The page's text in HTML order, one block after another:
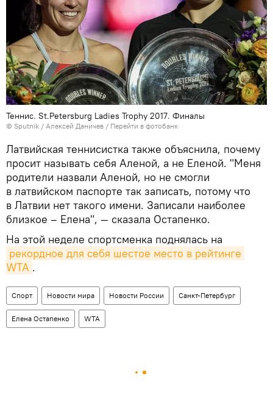
Теннис. St.Petersburg Ladies Trophy 2017. Финалы
© Sputnik / Алексей Даничев / Перейти в фотобанк
Латвийская теннисистка также объяснила, почему
просит называть себя Аленой, а не Еленой. "Меня
родители назвали Аленой, но не смогли
в латвийском паспорте так записать, потому что
в Латвии нет такого имени. Записали наиболее
близкое – Елена", — сказала Остапенко.
На этой неделе спортсменка поднялась на
рекордное для себя шестое место в рейтинге
WTA .
Спорт Новости мира Новости России Санкт-Петербург
Елена Остапенко WTA